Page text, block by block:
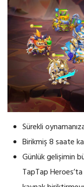
Sürekli
Birikmiş 8 saate
Günlük gelişimin
TapTap